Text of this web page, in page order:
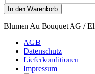
Blumen Au Bouquet AG /
AGB
Datenschutz
Lieferkonditionen
Impressum